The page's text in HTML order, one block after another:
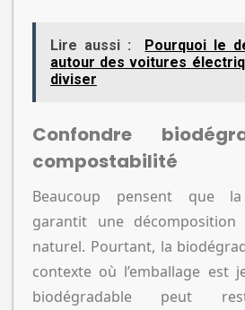
Lire aussi :
Pourquoi le
autour des voitures
diviser
Confondre
compostabilité
Beaucoup pensent que la
garantit une
naturel. Pourtant, la
contexte où l’emballage est
biodégradable peut